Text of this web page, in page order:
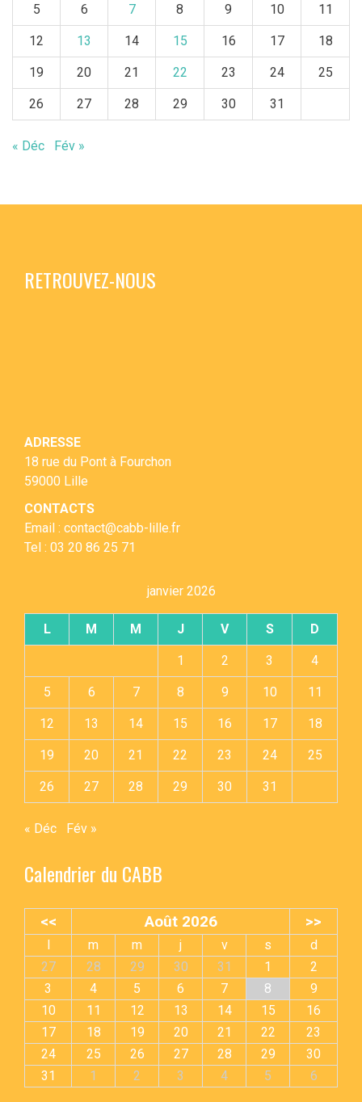
5 6 7 8 9 10 11
12 13 14 15 16 17 18
19 20 21 22 23 24 25
26 27 28 29 30 31
« Déc Fév »
RETROUVEZ-NOUS
ADRESSE
18 rue du Pont à Fourchon
59000 Lille
CONTACTS
Email : contact@cabb-lille.fr
Tel : 03 20 86 25 71
janvier 2026
L M M J V S D
1 2 3 4
5 6 7 8 9 10 11
12 13 14 15 16 17 18
19 20 21 22 23 24 25
26 27 28 29 30 31
« Déc Fév »
Calendrier du CABB
<< Août 2026 >>
l m m j v s
d
27
28 29 30 31 1
2
3
4 5 6 7 8
9
10
11 12 13 14 15
16
17
18 19 20 21 22
23
24
25 26 27 28 29
30
31
1 2 3 4 5 6